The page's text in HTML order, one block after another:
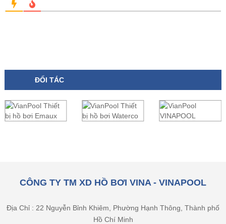
ĐỐI TÁC
CÔNG TY TM XD HỒ BƠI VINA - VINAPOOL
Địa Chỉ : 22 Nguyễn Bỉnh Khiêm, Phường Hạnh Thông, Thành phố
Hồ Chí Minh